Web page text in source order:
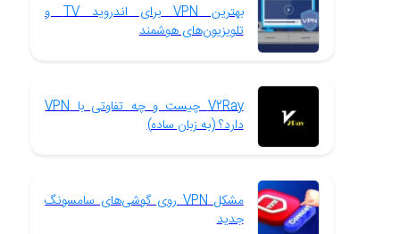
بهترین VPN برای اندروید TV و
تلویزیون‌های هوشمند
V2Ray چیست و چه تفاوتی با VPN
دارد؟ (به زبان ساده)
مشکل VPN روی گوشی‌های سامسونگ
جدید